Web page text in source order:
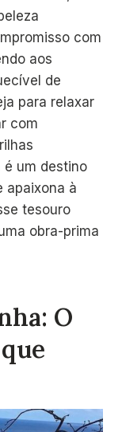
com
aos
de
para relaxar
com
é um destino
apaixona à
tesouro
obra-prima
O